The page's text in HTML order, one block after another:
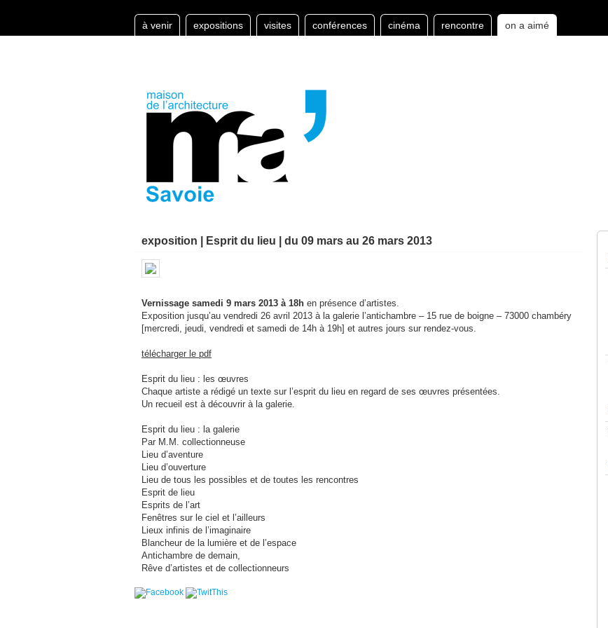
à venir expositions visites conférences cinéma rencontre on a aimé
exposition | Esprit du lieu | du 09 mars au 26 mars 2013
Vernissage samedi 9 mars 2013 à 18h en présence d’artistes.
Exposition jusqu’au vendredi 26 avril 2013 à la galerie l’antichambre – 15 rue de boigne – 73000 chambéry
[mercredi, jeudi, vendredi et samedi de 14h à 19h] et autres jours sur rendez-vous.
télécharger le pdf
Esprit du lieu : les œuvres
Chaque artiste a rédigé un texte sur l’esprit du lieu en regard de ses œuvres présentées.
Un recueil est à découvrir à la galerie.
Esprit du lieu : la galerie
Par M.M. collectionneuse
Lieu d’aventure
Lieu d’ouverture
Lieu de tous les possibles et de toutes les rencontres
Esprit de lieu
Esprits de l’art
Fenêtres sur le ciel et l’ailleurs
Lieux infinis de l’imaginaire
Blancheur de la lumière et de l’espace
Antichambre de demain,
Rêve d’artistes et de collectionneurs